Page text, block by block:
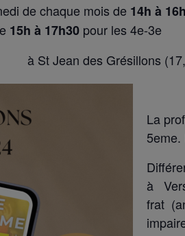
de chaque mois de 14h à
15h à 17h30 pour les 4e-3e
à St Jean des Grésillons
La
à
frat